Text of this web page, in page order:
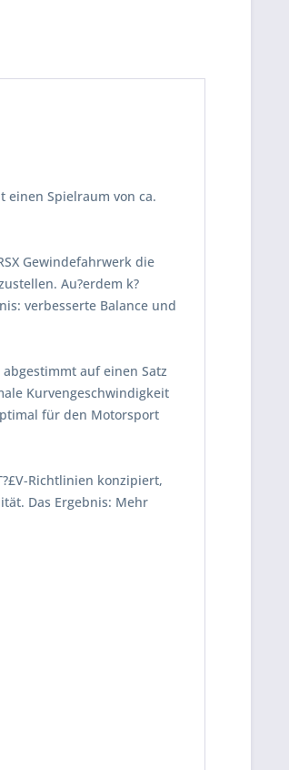
einen Spielraum von ca.
Gewindefahrwerk die
Au?erdem k?
verbesserte Balance und
auf einen Satz
Kurvengeschwindigkeit
für den Motorsport
Richtlinien konzipiert,
Das Ergebnis: Mehr